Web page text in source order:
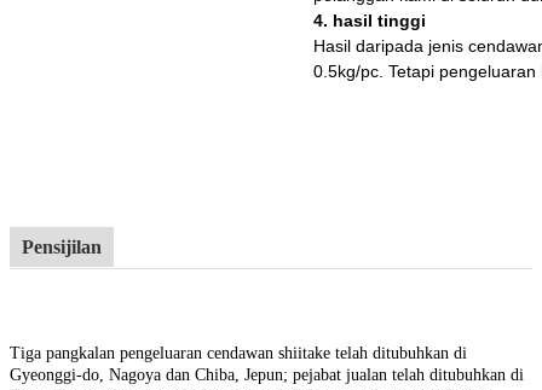
4. hasil tinggi
Hasil daripada jenis
0.5kg/pc. Tetapi
Pensijilan
Tiga pangkalan pengeluaran cendawan shiitake telah ditubuhkan di
Gyeonggi-do, Nagoya dan Chiba, Jepun; pejabat jualan telah ditubuhkan di